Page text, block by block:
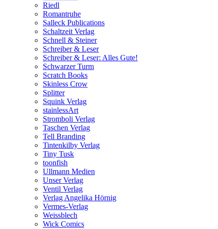
Riedl
Romantruhe
Salleck Publications
Schaltzeit Verlag
Schnell & Steiner
Schreiber & Leser
Schreiber & Leser: Alles Gute!
Schwarzer Turm
Scratch Books
Skinless Crow
Splitter
Squink Verlag
stainlessArt
Stromboli Verlag
Taschen Verlag
Tell Branding
Tintenkilby Verlag
Tiny Tusk
toonfish
Ullmann Medien
Unser Verlag
Ventil Verlag
Verlag Angelika Hörnig
Vermes-Verlag
Weissblech
Wick Comics